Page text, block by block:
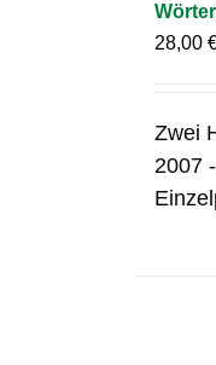
28,00
Zwei
2007